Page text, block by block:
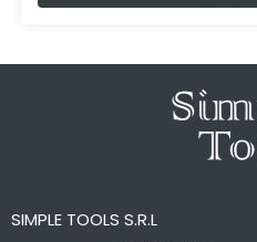
SIMPLE TOOLS S.R.L